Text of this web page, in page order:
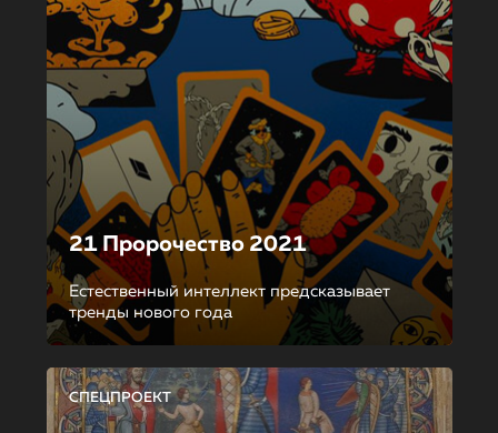
21 Пророчество 2021
Естественный интеллект предсказывает
тренды нового года
СПЕЦПРОЕКТ